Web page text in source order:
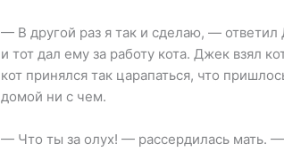
— В другой раз я так и сделаю, —
и тот дал ему за работу кота. Джек взял
кот принялся так царапаться, что
домой ни с чем.
— Что ты за олух! — рассердилась мать.